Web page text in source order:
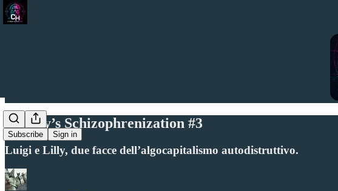
Subscribe Sign in
Sunday’s Schizophrenization #3
Luigi e Lilly, due facce dell’algocapitalismo autodistruttivo.